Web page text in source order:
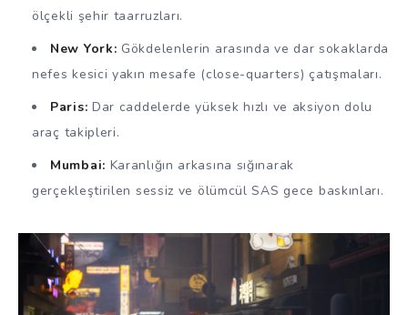
ölçekli şehir taarruzları.
New York: Gökdelenlerin arasında ve dar sokaklarda
nefes kesici yakın mesafe (close-quarters) çatışmaları.
Paris: Dar caddelerde yüksek hızlı ve aksiyon dolu
araç takipleri.
Mumbai: Karanlığın arkasına sığınarak
gerçekleştirilen sessiz ve ölümcül SAS gece baskınları.